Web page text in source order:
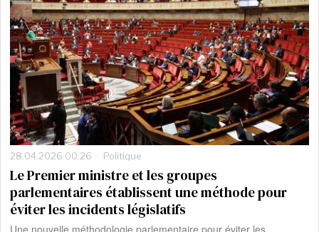
28.04.2026 00:26 Politique
Le Premier ministre et les groupes
parlementaires établissent une méthode pour
éviter les incidents législatifs